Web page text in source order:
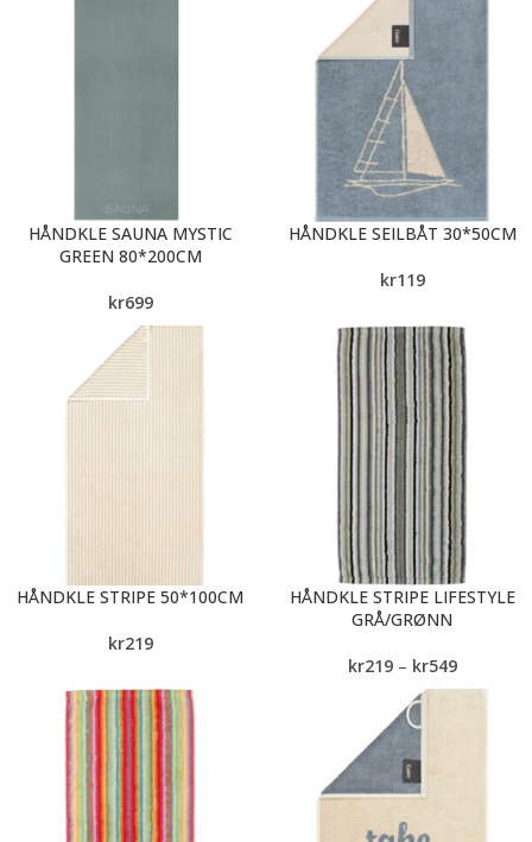
HÅNDKLE SAUNA MYSTIC
GREEN 80*200CM
kr699
HÅNDKLE SEILBÅT 30*50CM
kr119
HÅNDKLE STRIPE 50*100CM
kr219
HÅNDKLE STRIPE LIFESTYLE
GRÅ/GRØNN
kr219 – kr549